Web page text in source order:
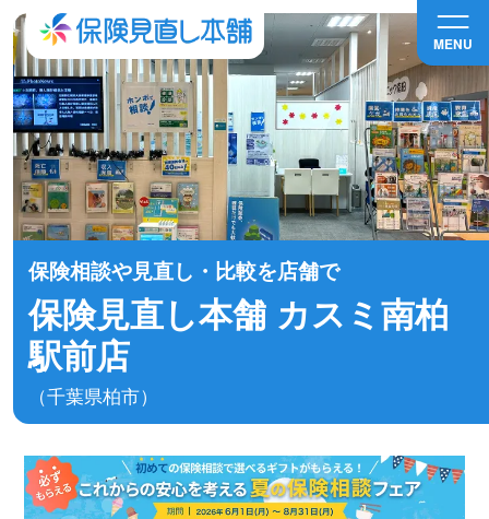
MENU
保険相談や見直し・比較を店舗で
保険見直し本舗 カスミ南柏
駅前店
（千葉県柏市）